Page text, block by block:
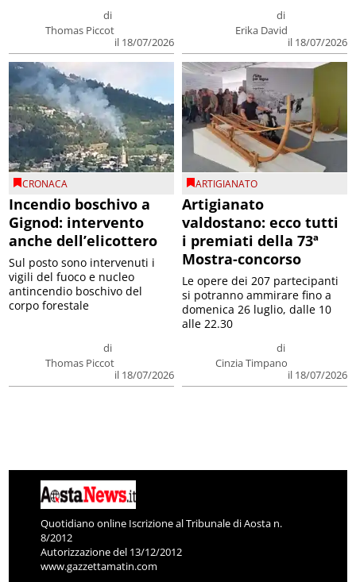
di
Thomas Piccot
il 18/07/2026
di
Erika David
il 18/07/2026
CRONACA
Incendio boschivo a
Gignod: intervento
anche dell’elicottero
di
Thomas Piccot
il 18/07/2026
Sul posto sono intervenuti i
vigili del fuoco e nucleo
antincendio boschivo del
corpo forestale
ARTIGIANATO
Artigianato
valdostano: ecco tutti
i premiati della 73ª
Mostra-concorso
di
Cinzia Timpano
il 18/07/2026
Le opere dei 207 partecipanti
si potranno ammirare fino a
domenica 26 luglio, dalle 10
alle 22.30
Quotidiano online Iscrizione al Tribunale di Aosta n.
8/2012
Autorizzazione del 13/12/2012
www.gazzettamatin.com